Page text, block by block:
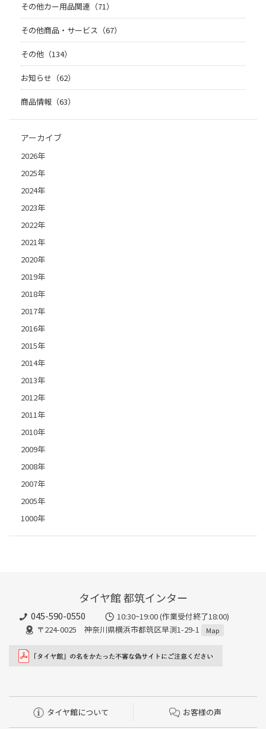
その他カー用品関連（71）
その他商品・サービス（67）
その他（134）
お知らせ（62）
商品情報（63）
アーカイブ
2026年
2025年
2024年
2023年
2022年
2021年
2020年
2019年
2018年
2017年
2016年
2015年
2014年
2013年
2012年
2011年
2010年
2009年
2008年
2007年
2005年
1000年
タイヤ館 都筑インター
045-590-0550
10:30~19:00 (作業受付終了18:00)
〒224-0025 神奈川県横浜市都筑区早渕1-29-1
Map
タイヤ館について お客様の声